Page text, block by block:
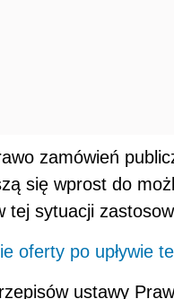
zamówień
się wprost do
sytuacji
oferty po upływie
ustawy